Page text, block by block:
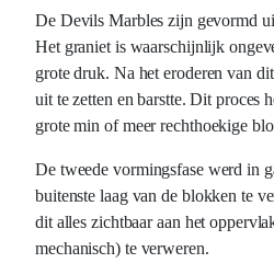
De Devils Marbles zijn gevormd
Het graniet is waarschijnlijk
grote druk. Na het eroderen van
uit te zetten en barstte. Dit proces
grote min of meer rechthoekige
De tweede vormingsfase werd in
buitenste laag van de blokken te
dit alles zichtbaar aan het
mechanisch) te verweren.